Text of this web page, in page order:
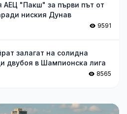
АЕЦ "Пакш" за първи път от
ниския Дунав
9591
залагат на солидна
двубоя в Шампионска лига
8565